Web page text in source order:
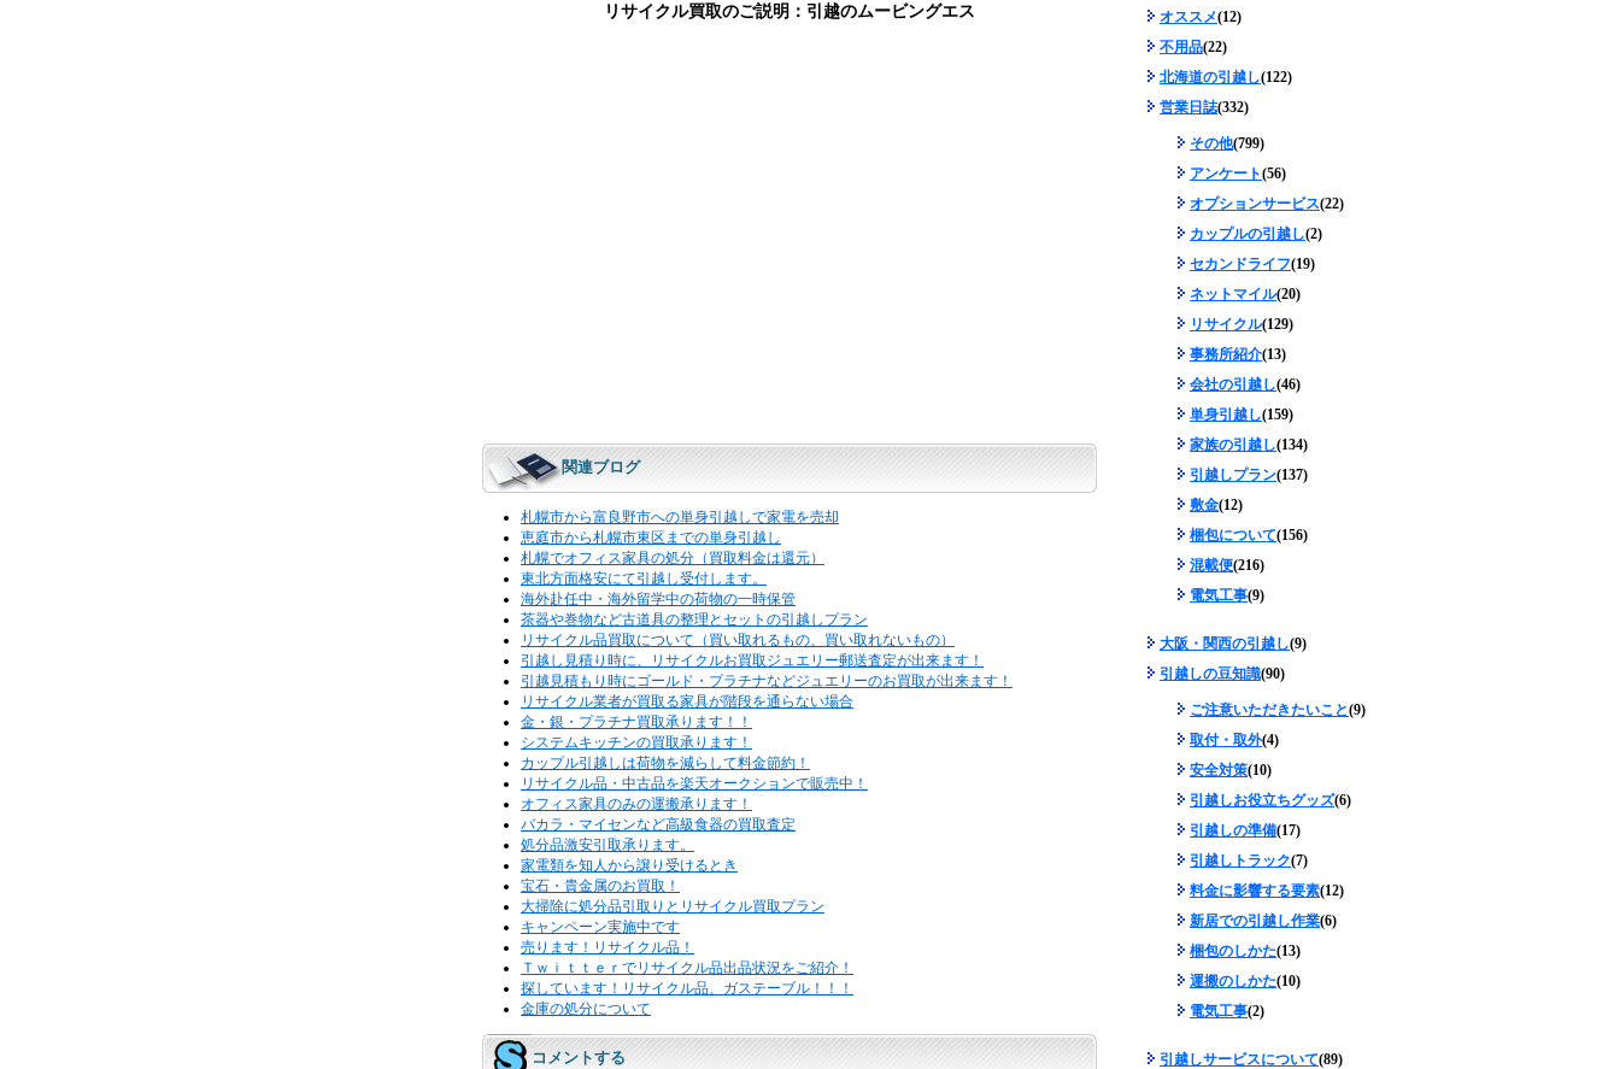
リサイクル買取のご説明：引越のムービングエス
関連ブログ
札幌市から富良野市への単身引越しで家電を売却
恵庭市から札幌市東区までの単身引越し
札幌でオフィス家具の処分（買取料金は還元）
東北方面格安にて引越し受付します。
海外赴任中・海外留学中の荷物の一時保管
茶器や巻物など古道具の整理とセットの引越しプラン
リサイクル品買取について（買い取れるもの、買い取れないもの）
引越し見積り時に、リサイクルお買取ジュエリー郵送査定が出来ます！
引越見積もり時にゴールド・プラチナなどジュエリーのお買取が出来ます！
リサイクル業者が買取る家具が階段を通らない場合
金・銀・プラチナ買取承ります！！
システムキッチンの買取承ります！
カップル引越しは荷物を減らして料金節約！
リサイクル品・中古品を楽天オークションで販売中！
オフィス家具のみの運搬承ります！
バカラ・マイセンなど高級食器の買取査定
処分品激安引取承ります。
家電類を知人から譲り受けるとき
宝石・貴金属のお買取！
大掃除に処分品引取りとリサイクル買取プラン
キャンペーン実施中です
売ります！リサイクル品！
Ｔｗｉｔｔｅｒでリサイクル品出品状況をご紹介！
探しています！リサイクル品、ガステーブル！！！
金庫の処分について
コメントする
オススメ(12)
不用品(22)
北海道の引越し(122)
営業日誌(332)
その他(799)
アンケート(56)
オプションサービス(22)
カップルの引越し(2)
セカンドライフ(19)
ネットマイル(20)
リサイクル(129)
事務所紹介(13)
会社の引越し(46)
単身引越し(159)
家族の引越し(134)
引越しプラン(137)
敷金(12)
梱包について(156)
混載便(216)
電気工事(9)
大阪・関西の引越し(9)
引越しの豆知識(90)
ご注意いただきたいこと(9)
取付・取外(4)
安全対策(10)
引越しお役立ちグッズ(6)
引越しの準備(17)
引越しトラック(7)
料金に影響する要素(12)
新居での引越し作業(6)
梱包のしかた(13)
運搬のしかた(10)
電気工事(2)
引越しサービスについて(89)